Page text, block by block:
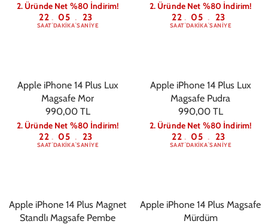
2. Üründe Net %80 İndirim!
22
SAAT: 05
DAKIKA: 22
SANIYE
2. Üründe Net %80 İndirim!
22
SAAT: 05
DAKIKA: 22
SANIYE
Apple iPhone 14 Plus Lux
Magsafe Mor
990,00 TL
2. Üründe Net %80 İndirim!
22
SAAT: 05
DAKIKA: 22
SANIYE
Apple iPhone 14 Plus Lux
Magsafe Pudra
990,00 TL
2. Üründe Net %80 İndirim!
22
SAAT: 05
DAKIKA: 22
SANIYE
Apple iPhone 14 Plus Magnet
Standlı Magsafe Pembe
Apple iPhone 14 Plus Magsafe
Mürdüm